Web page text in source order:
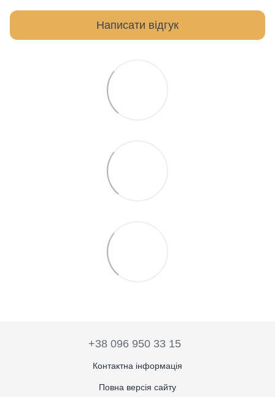
Написати відгук
+38 096 950 33 15
Контактна інформація
Повна версія сайту